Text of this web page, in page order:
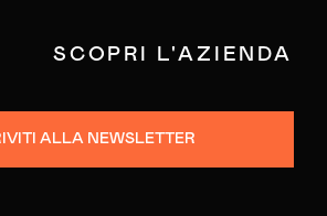
Advertising Lecce
SCOPRI L'AZIENDA
ALLA NEWSLETTER